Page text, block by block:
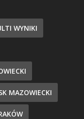
WYNIKI
MAZOWIECKI